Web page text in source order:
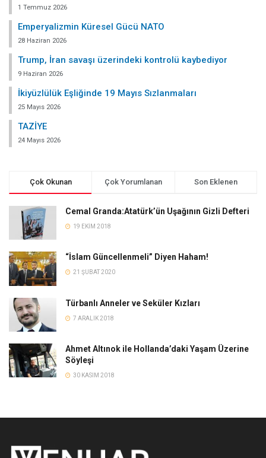
1 Temmuz 2026
Emperyalizmin Küresel Gücü NATO
28 Haziran 2026
Trump, İran savaşı üzerindeki kontrolü kaybediyor
9 Haziran 2026
İkiyüzlülük Eşliğinde 19 Mayıs Sızlanmaları
25 Mayıs 2026
TAZİYE
24 Mayıs 2026
Çok Okunan Çok Yorumlanan Son Eklenen
Cemal Granda:Atatürk’ün Uşağının Gizli Defteri
19 EKIM 2018
“İslam Güncellenmeli” Diyen Haham!
21 ŞUBAT 2020
Türbanlı Anneler ve Seküler Kızları
7 ARALIK 2018
Ahmet Altınok ile Hollanda’daki Yaşam Üzerine
Söyleşi
30 KASIM 2018